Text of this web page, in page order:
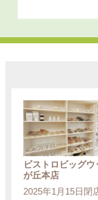
ビストロビッグウ
が丘本店
2025年1月15日閉